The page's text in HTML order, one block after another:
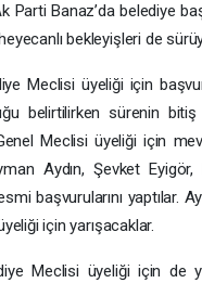
Parti Banaz’da belediye
bekleyişleri de
Meclisi üyeliği için
belirtilirken sürenin
Meclisi üyeliği için
Aydın, Şevket
başvurularını yaptılar.
için yarışacaklar.
Meclisi üyeliği için de